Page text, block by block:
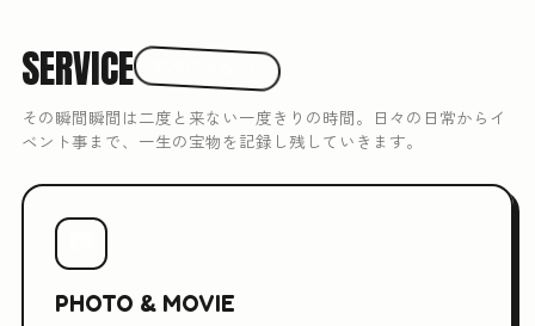
SERVICE
その瞬間瞬間は二度と来ない一度きりの時間。日々の日常からイ
ベント事まで、一生の宝物を記録し残していきます。
PHOTO & MOVIE